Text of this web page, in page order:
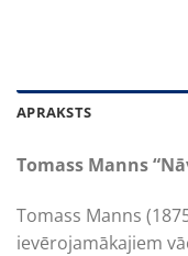
APRAKSTS
Tomass Manns
Tomass Manns
ievērojamākajiem